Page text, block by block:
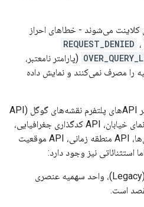
می‌شوند - خطاهای احراز
REQUEST_DENIED ،
(پارامتر نامعتبر،
مصرف نمی‌کنند و نمایش داده
واحد سهمیه، درخواستی برای اکثر APIهای پلتفرم نقشه‌های گوگل (API
استاتیک نقشه‌ها، API استاتیک نمای خیابان، API کدگذاری جغرافیایی،
API مسیرها (قدیمی)، API مکان‌ها، API منطقه زمانی، API موقعیت
برای API ماتریس فاصله (Legacy)، واحد سهمیه عنصری
است.